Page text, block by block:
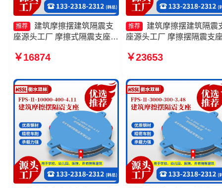
推荐
建筑摩擦摆建筑隔震支
座源头工厂 摩擦式隔震支座源
9000-300-3.48生产厂家 摩擦
3.48
￥16874
推荐
建筑摩擦摆建筑隔震
座源头工厂 摩擦摆隔震支
家 摩擦滑移隔震支座 FPS
￥23653